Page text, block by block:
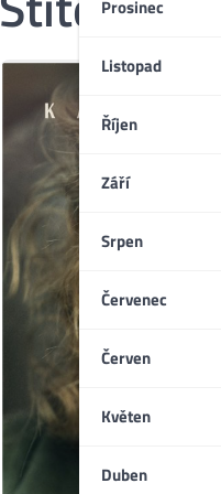
Prosinec
Listopad
Říjen
Září
Srpen
Červenec
Červen
Květen
Duben